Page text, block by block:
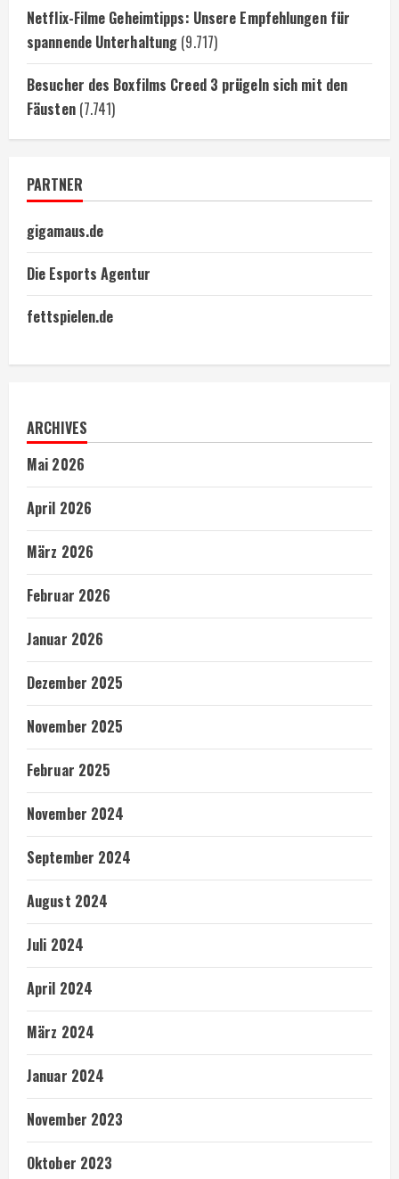
Netflix-Filme Geheimtipps: Unsere Empfehlungen für
spannende Unterhaltung (9.717)
Besucher des Boxfilms Creed 3 prügeln sich mit den
Fäusten (7.741)
PARTNER
gigamaus.de
Die Esports Agentur
fettspielen.de
ARCHIVES
Mai 2026
April 2026
März 2026
Februar 2026
Januar 2026
Dezember 2025
November 2025
Februar 2025
November 2024
September 2024
August 2024
Juli 2024
April 2024
März 2024
Januar 2024
November 2023
Oktober 2023